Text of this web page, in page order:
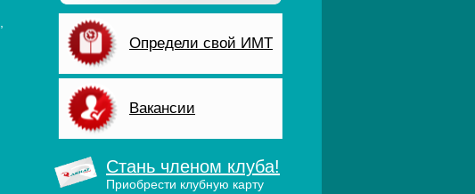
Определи свой ИМТ
Вакансии
Стань членом клуба!
Приобрести клубную карту